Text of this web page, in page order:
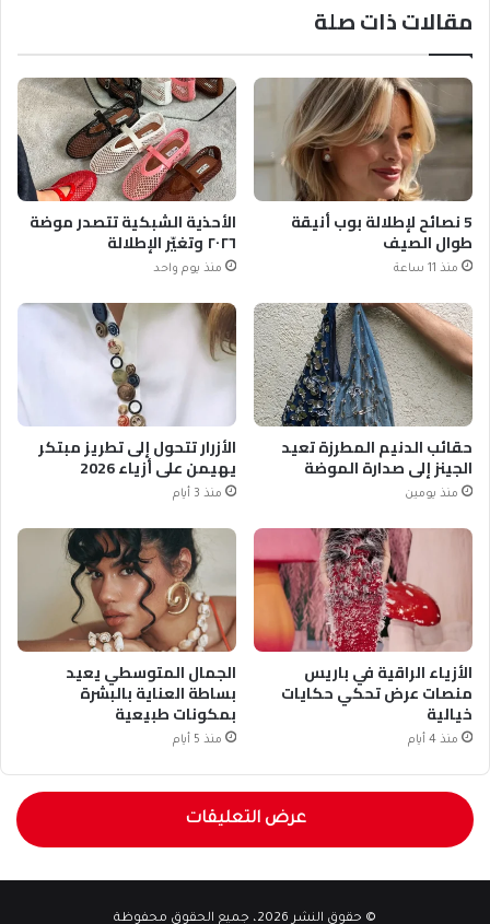
مقالات ذات صلة
5 نصائح لإطلالة بوب أنيقة
طوال الصيف
منذ 11 ساعة
الأحذية الشبكية تتصدر موضة
٢٠٢٦ وتغيّر الإطلالة
منذ يوم واحد
حقائب الدنيم المطرزة تعيد
الجينز إلى صدارة الموضة
منذ يومين
الأزرار تتحول إلى تطريز مبتكر
يهيمن على أزياء 2026
منذ 3 أيام
الأزياء الراقية في باريس
منصات عرض تحكي حكايات
خيالية
منذ 4 أيام
الجمال المتوسطي يعيد
بساطة العناية بالبشرة
بمكونات طبيعية
منذ 5 أيام
عرض التعليقات
© حقوق النشر 2026، جميع الحقوق محفوظة